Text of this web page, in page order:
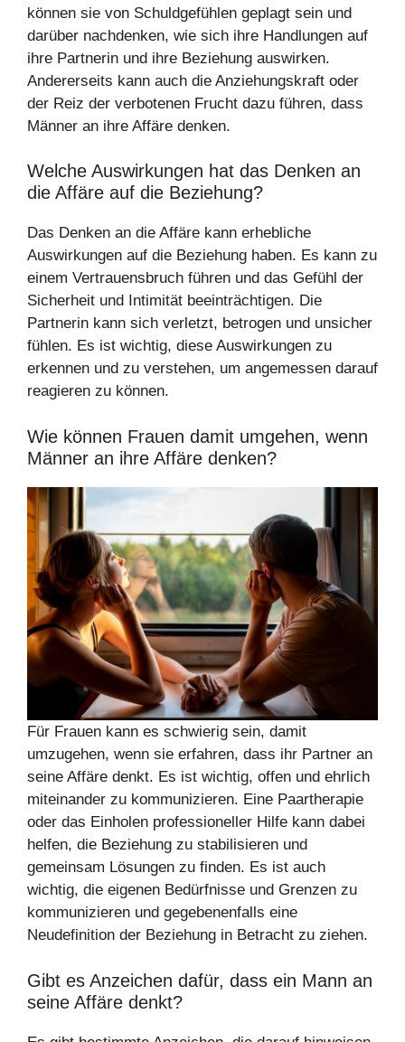
können sie von Schuldgefühlen geplagt sein und
darüber nachdenken, wie sich ihre Handlungen auf
ihre Partnerin und ihre Beziehung auswirken.
Andererseits kann auch die Anziehungskraft oder
der Reiz der verbotenen Frucht dazu führen, dass
Männer an ihre Affäre denken.
Welche Auswirkungen hat das Denken an
die Affäre auf die Beziehung?
Das Denken an die Affäre kann erhebliche
Auswirkungen auf die Beziehung haben. Es kann zu
einem Vertrauensbruch führen und das Gefühl der
Sicherheit und Intimität beeinträchtigen. Die
Partnerin kann sich verletzt, betrogen und unsicher
fühlen. Es ist wichtig, diese Auswirkungen zu
erkennen und zu verstehen, um angemessen darauf
reagieren zu können.
Wie können Frauen damit umgehen, wenn
Männer an ihre Affäre denken?
Für Frauen kann es schwierig sein, damit
umzugehen, wenn sie erfahren, dass ihr Partner an
seine Affäre denkt. Es ist wichtig, offen und ehrlich
miteinander zu kommunizieren. Eine Paartherapie
oder das Einholen professioneller Hilfe kann dabei
helfen, die Beziehung zu stabilisieren und
gemeinsam Lösungen zu finden. Es ist auch
wichtig, die eigenen Bedürfnisse und Grenzen zu
kommunizieren und gegebenenfalls eine
Neudefinition der Beziehung in Betracht zu ziehen.
Gibt es Anzeichen dafür, dass ein Mann an
seine Affäre denkt?